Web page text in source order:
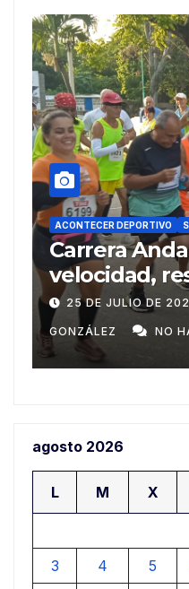
SAN ANTONIO DE LOS
Andarín Carvajal:
resistencia y
deportivo en su
DE 2026 ADIAN
NO HAY COMENTARIOS
agosto 2026
L M X
3
4 5